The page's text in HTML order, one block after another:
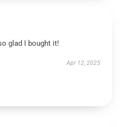
glad I bought it!
Apr 12, 2025